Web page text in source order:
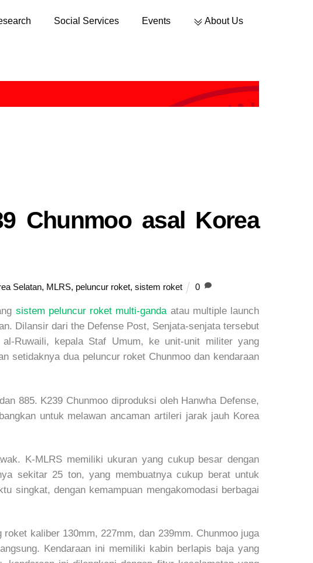
Social Services Events About Us
Chunmoo asal Korea
Selatan, MLRS, peluncur roket, sistem roket 0
sistem peluncur roket multi-gandaatau multiple launch
Dilansir dari the Defense Post, Senjata-senjata tersebut
Ruwaili, kepala Staf Umum, ke unit-unit militer yang
setidaknya dua peluncur roket Chunmoo dan kendaraan
885. K239 Chunmoo diproduksi oleh Hanwha Defense,
untuk melawan ancaman artileri jarak jauh Korea
K-MLRS memiliki ukuran yang cukup besar dengan
sekitar 25 ton, yang membuatnya cukup berat untuk
singkat, dengan kemampuan mengakomodasi berbagai
kaliber 130mm, 227mm, dan 239mm. Chunmoo juga
Kendaraan ini memiliki kabin berlapis baja yang